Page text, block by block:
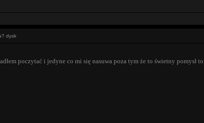
dysk
poczytać i jedyne co mi się nasuwa poza tym że to świetny pomysł